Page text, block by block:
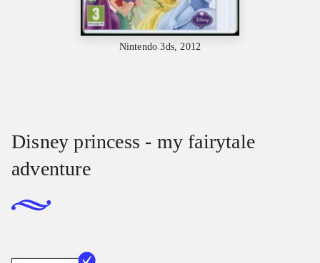
Nintendo 3ds, 2012
Disney princess - my fairytale
adventure